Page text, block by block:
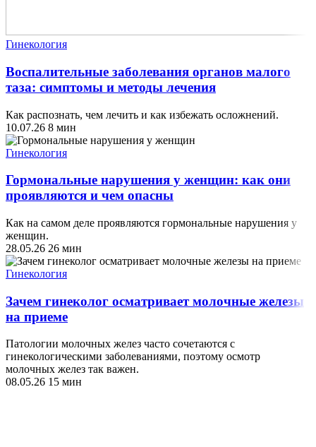
Гинекология
Воспалительные заболевания органов малого
таза: симптомы и методы лечения
Как распознать, чем лечить и как избежать осложнений.
10.07.26 8 мин
Гинекология
Гормональные нарушения у женщин: как они
проявляются и чем опасны
Как на самом деле проявляются гормональные нарушения у
женщин.
28.05.26 26 мин
Гинекология
Зачем гинеколог осматривает молочные железы
на приеме
Патологии молочных желез часто сочетаются с
гинекологическими заболеваниями, поэтому осмотр
молочных желез так важен.
08.05.26 15 мин